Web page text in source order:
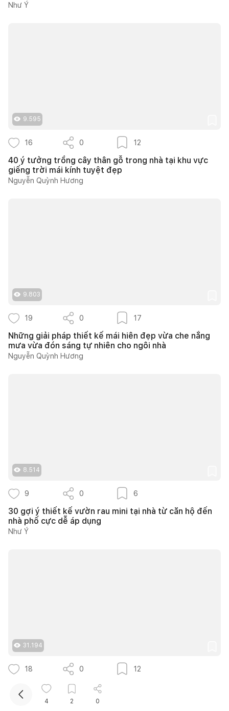
Như Ý
9.595
16 0 12
40 ý tưởng trồng cây thân gỗ trong nhà tại khu vực
giếng trời mái kính tuyệt đẹp
Nguyễn Quỳnh Hương
9.803
19 0 17
Những giải pháp thiết kế mái hiên đẹp vừa che nắng
mưa vừa đón sáng tự nhiên cho ngôi nhà
Nguyễn Quỳnh Hương
8.514
9 0 6
30 gợi ý thiết kế vườn rau mini tại nhà từ căn hộ đến
nhà phố cực dễ áp dụng
Như Ý
31.194
18 0 12
40+ ý tưởng thiết kế góc chill sân vườn giúp bạn nạp
lại năng lượng bình yên ngay tại nhà
4 2 0